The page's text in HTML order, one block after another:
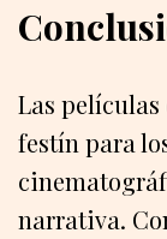
Las películas
festín para
narrativa.